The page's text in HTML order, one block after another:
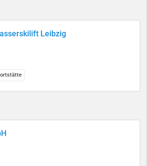
Leibzig